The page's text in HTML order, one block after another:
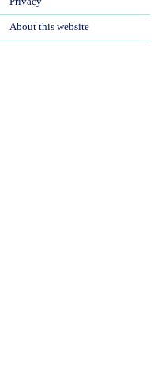
About this website